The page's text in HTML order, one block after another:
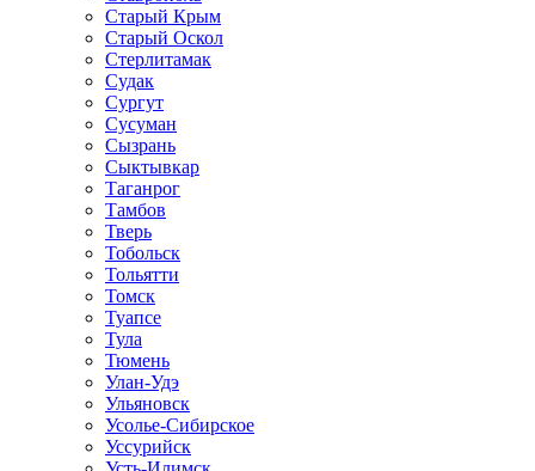
Старый Крым
Старый Оскол
Стерлитамак
Судак
Сургут
Сусуман
Сызрань
Сыктывкар
Таганрог
Тамбов
Тверь
Тобольск
Тольятти
Томск
Туапсе
Тула
Тюмень
Улан-Удэ
Ульяновск
Усолье-Сибирское
Уссурийск